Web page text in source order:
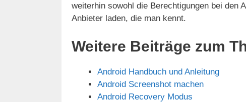
weiterhin sowohl die Berechtigungen bei den
Anbieter laden, die man kennt.
Weitere Beiträge zum
Android Handbuch und Anleitung
Android Screenshot machen
Android Recovery Modus